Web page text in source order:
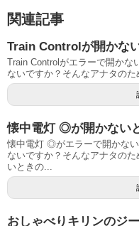
関連記事
Train Controlが開かな
Train Controlがエラーで開かな
ないですか？そんなアナタのた
懐中電灯 ◎が開かない
懐中電灯 ◎がエラーで開かな
ないですか？そんなアナタの
いときの...
おしゃべりキリンのジ